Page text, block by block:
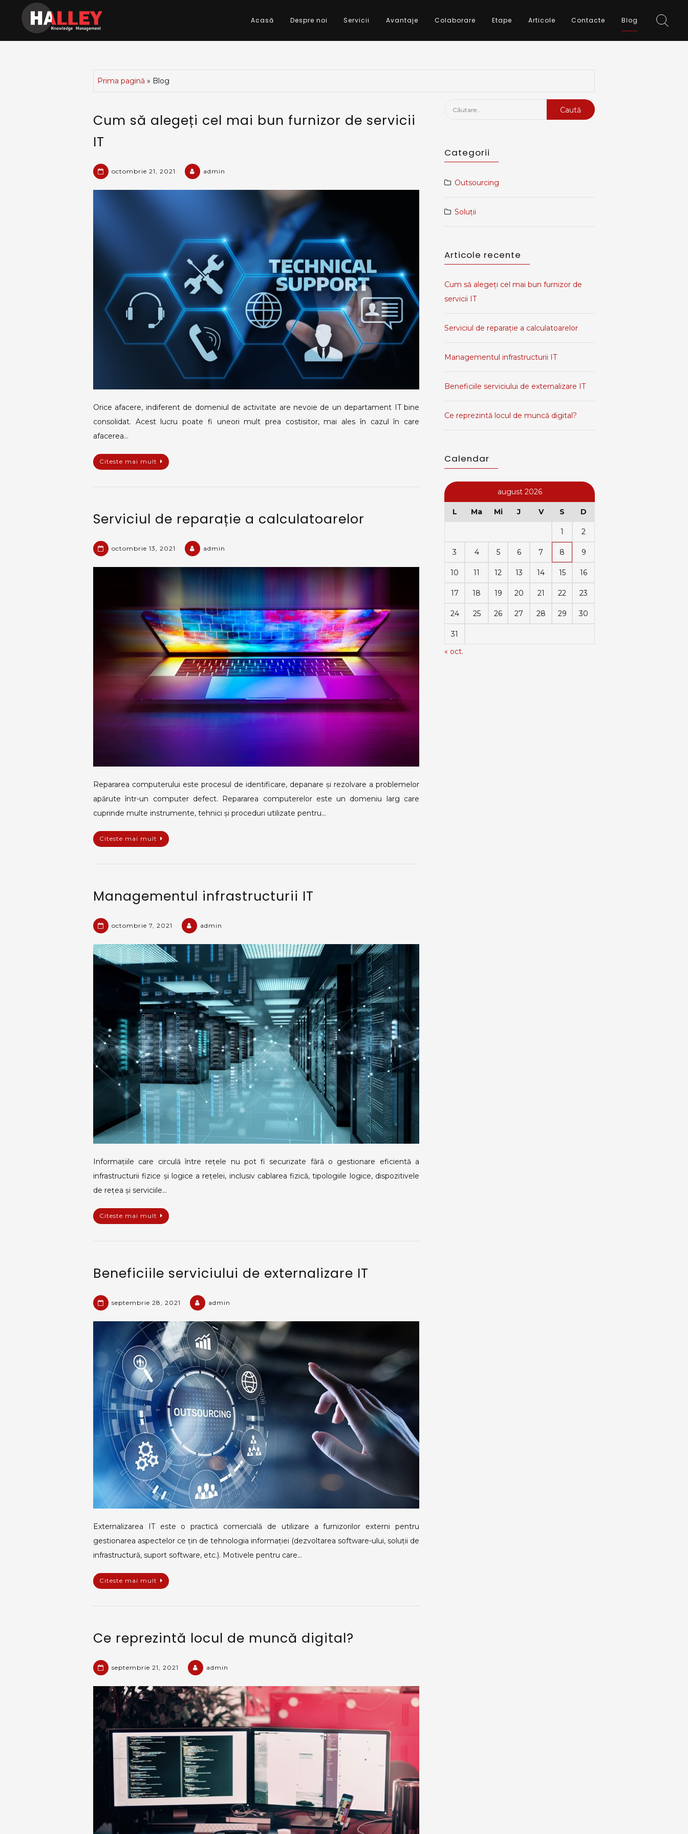
Halley Outsourcing
Acasă Despre noi Servicii Avantaje Colaborare Etape Articole Contacte Blog
Prima pagină » Blog
Blog
Cum să alegeți cel mai bun furnizor de servicii
IT
octombrie 21, 2021 admin
Orice afacere, indiferent de domeniul de activitate are nevoie de un departament IT bine
consolidat. Acest lucru poate fi uneori mult prea costisitor, mai ales în cazul în care
afacerea…
Citeste mai mult
Serviciul de reparație a calculatoarelor
octombrie 13, 2021 admin
Repararea computerului este procesul de identificare, depanare și rezolvare a problemelor
apărute într-un computer defect. Repararea computerelor este un domeniu larg care
cuprinde multe instrumente, tehnici și proceduri utilizate pentru…
Citeste mai mult
Managementul infrastructurii IT
octombrie 7, 2021 admin
Informațiile care circulă între rețele nu pot fi securizate fără o gestionare eficientă a
infrastructurii fizice și logice a rețelei, inclusiv cablarea fizică, tipologiile logice, dispozitivele
de rețea și serviciile…
Citeste mai mult
Beneficiile serviciului de externalizare IT
septembrie 28, 2021 admin
Externalizarea IT este o practică comercială de utilizare a furnizorilor externi pentru
gestionarea aspectelor ce țin de tehnologia informației (dezvoltarea software-ului, soluții de
infrastructură, suport software, etc.). Motivele pentru care…
Citeste mai mult
Ce reprezintă locul de muncă digital?
septembrie 21, 2021 admin
Caută
Categorii
Outsourcing
Soluții
Articole recente
Cum să alegeți cel mai bun furnizor de
servicii IT
Serviciul de reparație a calculatoarelor
Managementul infrastructurii IT
Beneficiile serviciului de externalizare IT
Ce reprezintă locul de muncă digital?
Calendar
august 2026
L Ma Mi J V S D
1 2
3 4 5 6 7 8 9
10 11 12 13 14 15 16
17 18 19 20 21 22 23
24 25 26 27 28 29 30
31
« oct.